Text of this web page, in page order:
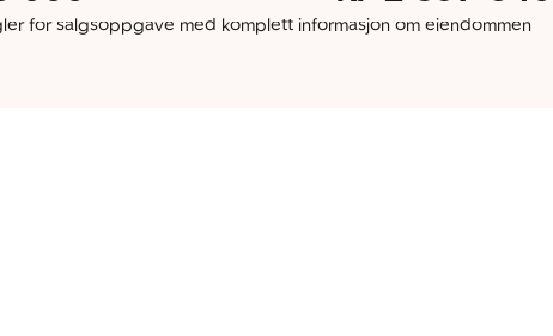
for salgsoppgave med komplett informasjon om eiendommen